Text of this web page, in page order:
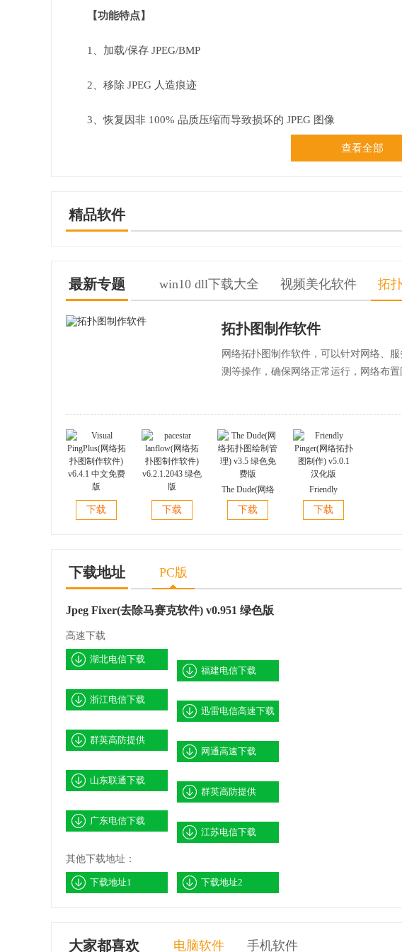
【功能特点】
1、加载/保存 JPEG/BMP
2、移除 JPEG 人造痕迹
3、恢复因非 100% 品质压缩而导致损坏的 JPEG 图像
6、多文档界面
查看全部
精品软件
最新专题 win10 dll下载大全 视频美化软件 拓
拓扑图制作软件
网络拓扑图制作软件，可以针对网络、
测等操作，确保网络正常运行，网络布
Visual
PingPlus(网络拓
下载
pacestar
lanflow(网络拓
下载
The Dude(网络
拓扑图绘制管
理) v3.5 绿色免
下载
Friendly
Pinger(网络拓扑
图制作) v5.0.1
下载
下载地址 PC版
Jpeg Fixer(去除马赛克软件) v0.951 绿色版
高速下载
湖北电信下载
福建电信下载
浙江电信下载
迅雷电信高速下载
群英高防提供
网通高速下载
山东联通下载
群英高防提供
广东电信下载
江苏电信下载
其他下载地址：
下载地址1 下载地址2
大家都喜欢 电脑软件 手机软件